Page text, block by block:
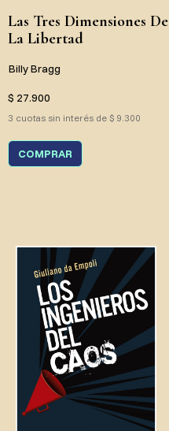
Las Tres Dimensiones De
La Libertad
Billy Bragg
$ 27.900
3 cuotas sin interés de $ 9.300
COMPRAR